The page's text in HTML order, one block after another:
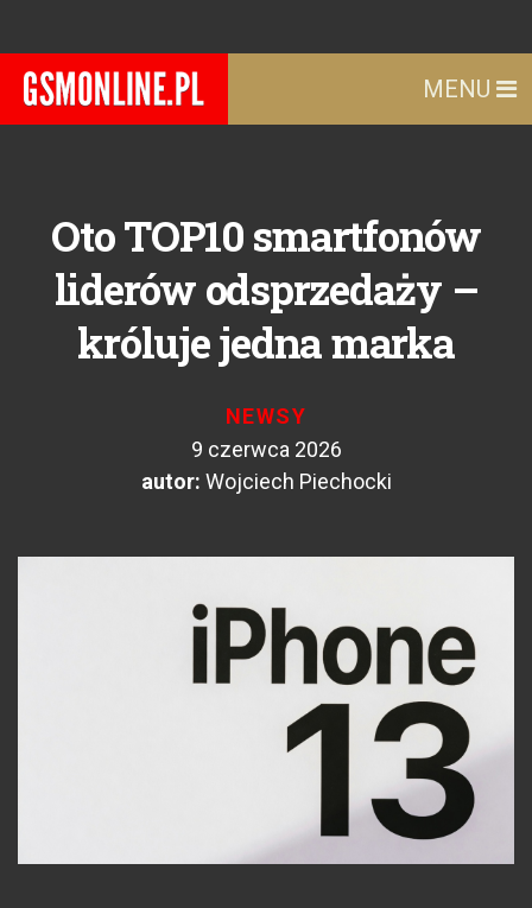
MENU
Oto TOP10 smartfonów
liderów odsprzedaży –
króluje jedna marka
NEWSY
9 czerwca 2026
autor: Wojciech Piechocki